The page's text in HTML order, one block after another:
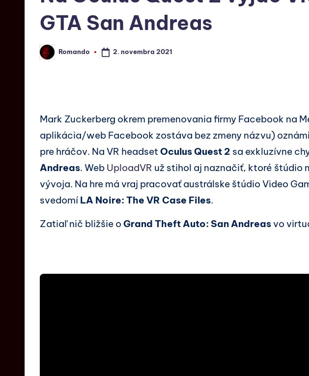
GTA San Andreas
Romando 2. novembra 2021
Mark Zuckerberg okrem premenovania firmy Facebook na
aplikácia/web Facebook zostáva bez zmeny názvu)
pre hráčov. Na VR headset Oculus Quest 2 sa exkluzívne
Andreas. Web UploadVR už stihol aj naznačiť, ktoré štúdio
vývoja. Na hre má vraj pracovať austrálske štúdio Video
svedomí LA Noire: The VR Case Files.
Zatiaľ nič bližšie o Grand Theft Auto: San Andreasvo